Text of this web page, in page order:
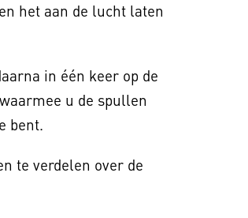
het aan de lucht laten
in één keer op de
waarmee u de spullen
bent.
te verdelen over de